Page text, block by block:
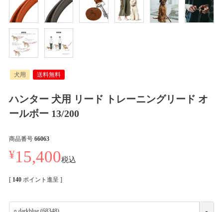
犬用 送料無料
ハンター 犬用 リード トレーニングリード オ
ールボー 13/200
商品番号 66063
¥15,400税込
[ 140 ポイント進呈 ]